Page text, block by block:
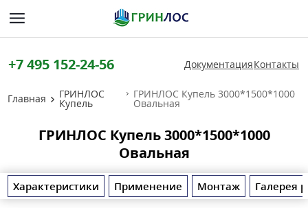
+7 495 152-24-56 ДокументацияКонтакты
Главная ГРИНЛОС
Купель
ГРИНЛОС Купель 3000*1500*1000
Овальная
ГРИНЛОС Купель 3000*1500*1000
Овальная
Характеристики Применение Монтаж Галерея